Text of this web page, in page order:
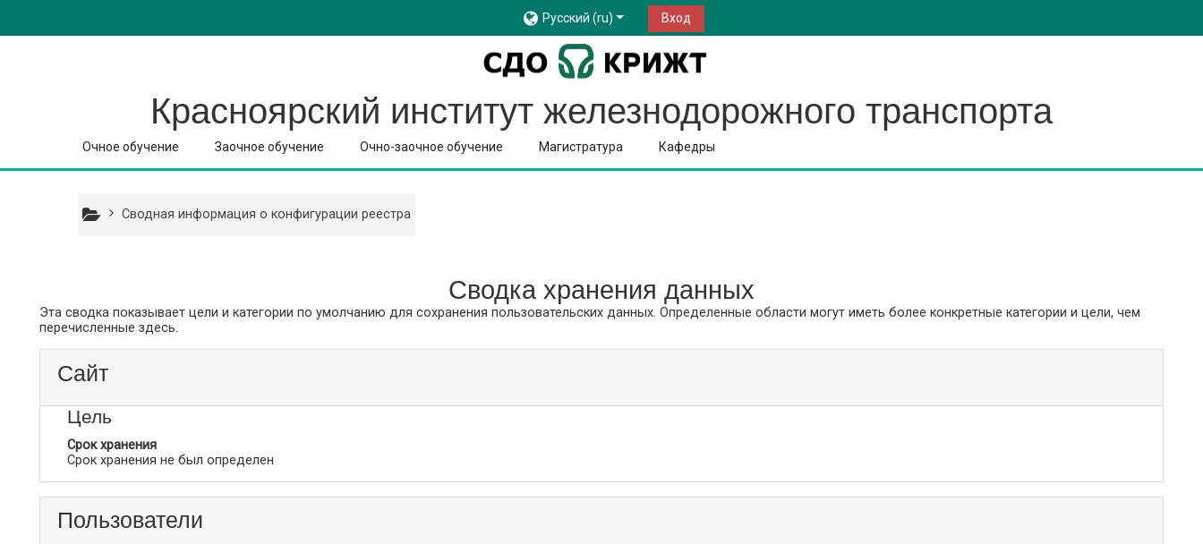
Русский ‎(ru)‎ Вход
Красноярский институт железнодорожного транспорта
Очное обучение Заочное обучение Очно-заочное обучение Магистратура Кафедры
Сводная информация о конфигурации реестра
Сводка хранения данных
Эта сводка показывает цели и категории по умолчанию для сохранения пользовательских данных. Определенные области могут иметь более конкретные категории и цели, чем
перечисленные здесь.
Сайт
Цель
Срок хранения
Срок хранения не был определен
Пользователи